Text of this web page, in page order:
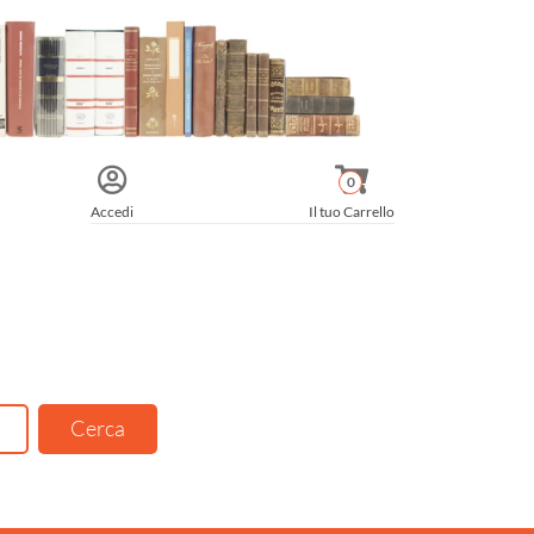
Accedi Il tuo Carrello
0